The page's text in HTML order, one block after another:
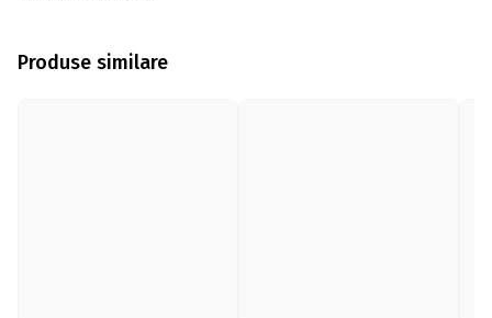
Produse similare